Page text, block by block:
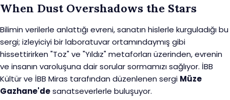
When Dust Overshadows the Stars
Bilimin verilerle anlattığı evreni, sanatın hislerle kurguladığı bu
sergi; izleyiciyi bir laboratuvar ortamındaymış gibi
hissettirirken "Toz" ve "Yıldız" metaforları üzerinden, evrenin
ve insanın varoluşuna dair sorular sormamızı sağlıyor. İBB
Kültür ve İBB Miras tarafından düzenlenen sergi Müze
Gazhane'desanatseverlerle buluşuyor.